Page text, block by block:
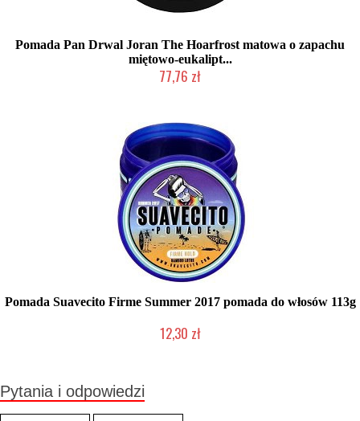
Pomada Pan Drwal Joran The Hoarfrost matowa o zapachu
miętowo-eukalipt...
77,76 zł
Pomada Suavecito Firme Summer 2017 pomada do włosów 113g
12,30 zł
Pytania i odpowiedzi